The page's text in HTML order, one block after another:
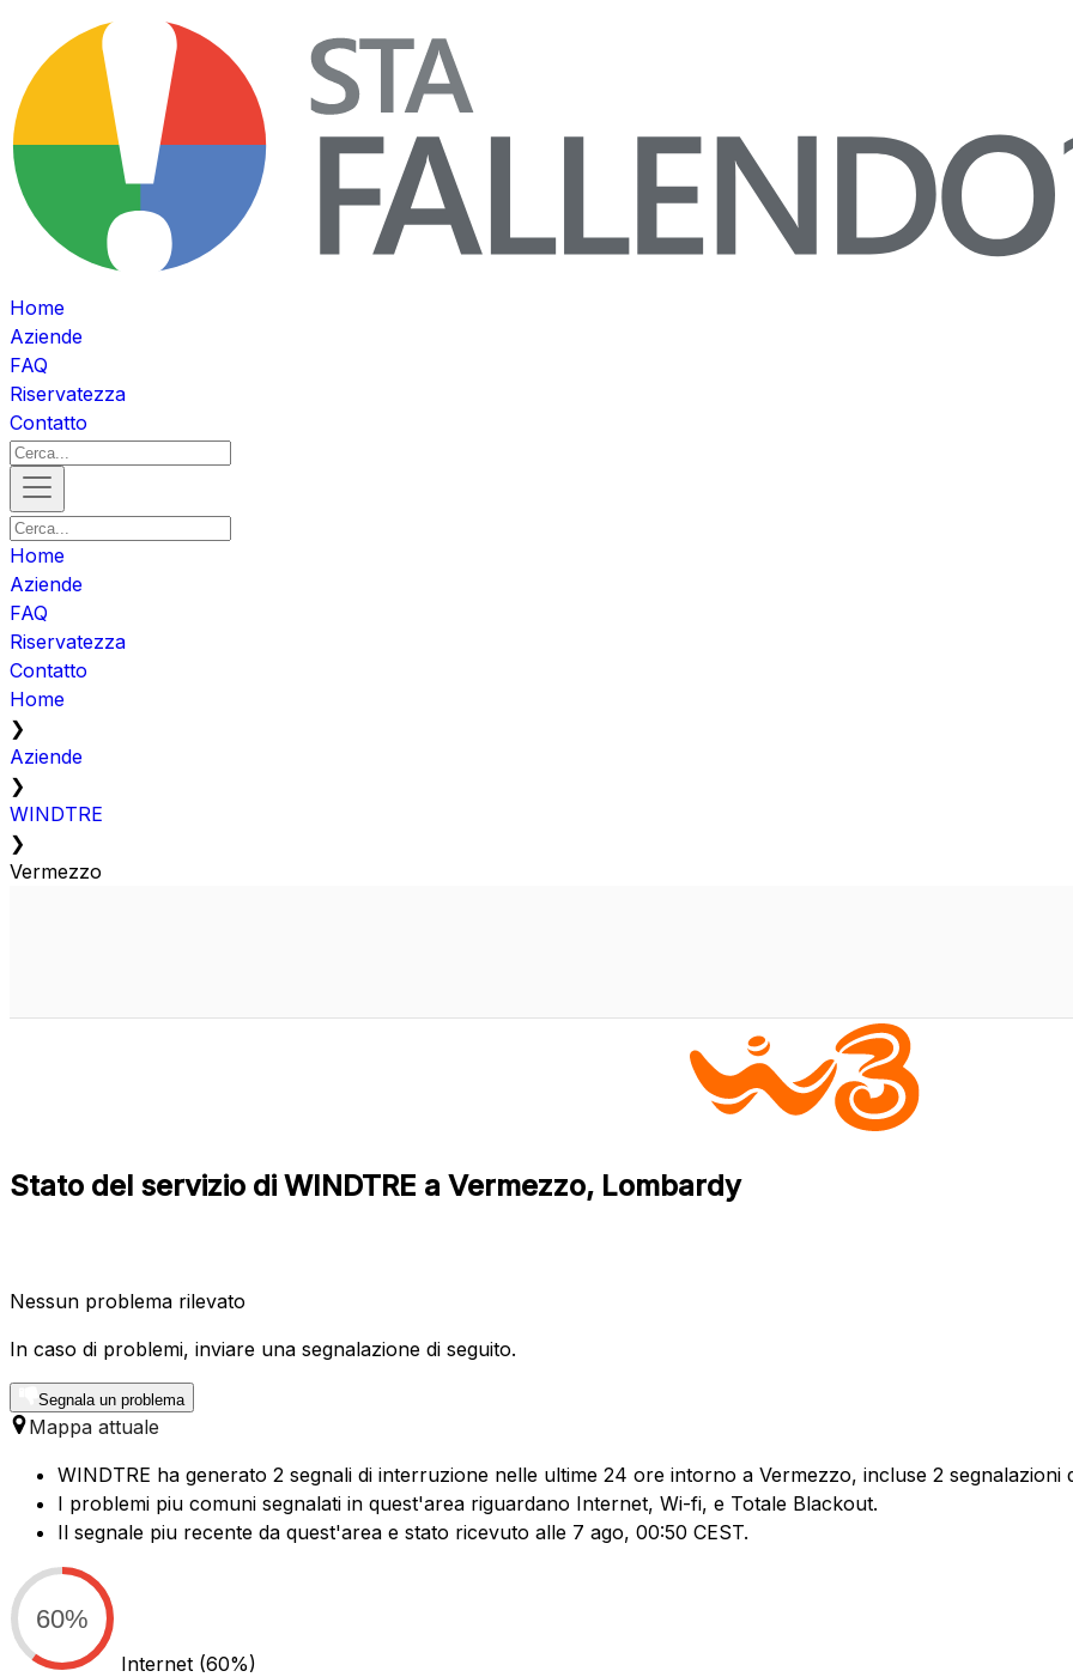
Home
Aziende
FAQ
Riservatezza
Contatto
Home
Aziende
FAQ
Riservatezza
Contatto
Home
❯
Aziende
❯
WINDTRE
❯
Vermezzo
Stato del servizio di WINDTRE a Vermezzo, Lombardy
Nessun problema rilevato
In caso di problemi, inviare una segnalazione di seguito.
Segnala un problema
Mappa attuale
WINDTRE ha generato 2 segnali di interruzione nelle ultime 24 ore intorno a Vermezzo, incluse 2 segnalazioni
I problemi piu comuni segnalati in quest'area riguardano Internet, Wi-fi, e Totale Blackout.
Il segnale piu recente da quest'area e stato ricevuto alle 7 ago, 00:50 CEST.
60%
Internet (60%)